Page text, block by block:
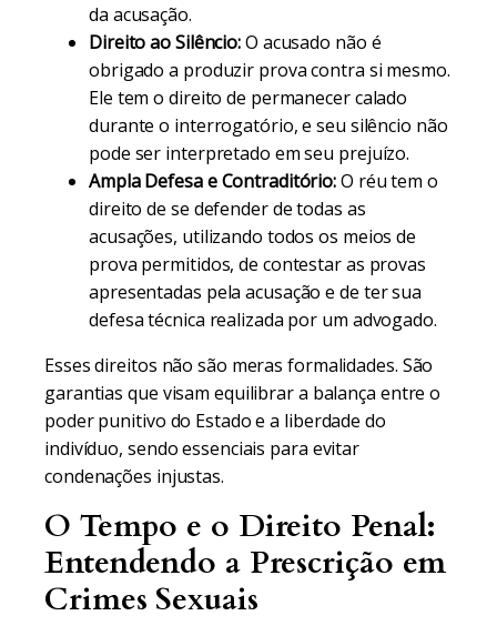
da acusação.
Direito ao Silêncio:O acusado não é
obrigado a produzir prova contra si mesmo.
Ele tem o direito de permanecer calado
durante o interrogatório, e seu silêncio não
pode ser interpretado em seu prejuízo.
Ampla Defesa e Contraditório:O réu tem o
direito de se defender de todas as
acusações, utilizando todos os meios de
prova permitidos, de contestar as provas
apresentadas pela acusação e de ter sua
defesa técnica realizada por um advogado.
Esses direitos não são meras formalidades. São
garantias que visam equilibrar a balança entre o
poder punitivo do Estado e a liberdade do
indivíduo, sendo essenciais para evitar
condenações injustas.
O Tempo e o Direito Penal:
Entendendo a Prescrição em
Crimes Sexuais